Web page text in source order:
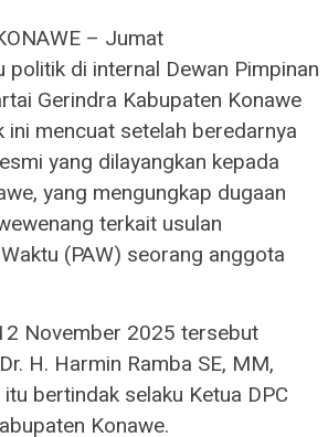
– Jumat
di internal Dewan Pimpinan
Gerindra Kabupaten Konawe
ini mencuat setelah beredarnya
yang dilayangkan kepada
yang mengungkap dugaan
terkait usulan
(PAW) seorang anggota
November 2025 tersebut
H. Harmin Ramba SE, MM,
bertindak selaku Ketua DPC
Konawe.